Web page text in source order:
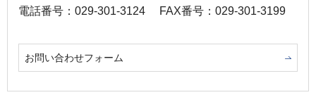
電話番号：029-301-3124
FAX番号：029-301-3199
お問い合わせフォーム